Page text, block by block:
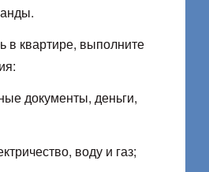
в квартире, выполните
документы, деньги,
воду и газ;